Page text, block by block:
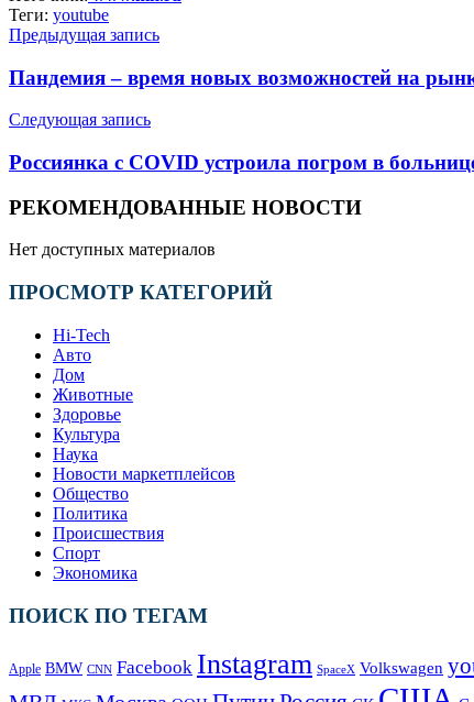
Теги: youtube
Предыдущая запись
Пандемия – время новых возможностей на
Следующая запись
Россиянка с COVID устроила погром в
РЕКОМЕНДОВАННЫЕ НОВОСТИ
Нет доступных материалов
ПРОСМОТР КАТЕГОРИЙ
Hi-Tech
Авто
Дом
Животные
Здоровье
Культура
Наука
Новости маркетплейсов
Общество
Политика
Происшествия
Спорт
Экономика
ПОИСК ПО ТЕГАМ
Apple BMW CNN Facebook Instagram SpaceX Volkswagen